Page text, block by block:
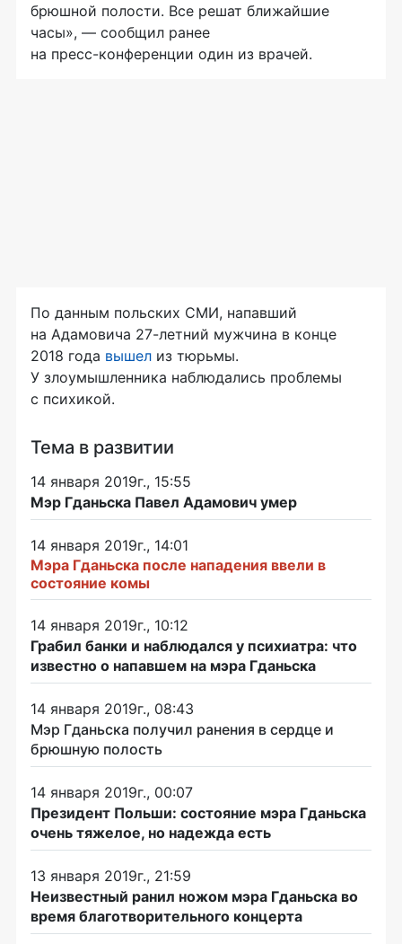
брюшной полости. Все решат ближайшие
часы», — сообщил ранее
на пресс-конференции один из врачей.
По данным польских СМИ, напавший
на Адамовича 27-летний мужчина в конце
2018 года вышел из тюрьмы.
У злоумышленника наблюдались проблемы
с психикой.
Тема в развитии
14 января 2019г., 15:55
Мэр Гданьска Павел Адамович умер
14 января 2019г., 14:01
Мэра Гданьска после нападения ввели в
состояние комы
14 января 2019г., 10:12
Грабил банки и наблюдался у психиатра: что
известно о напавшем на мэра Гданьска
14 января 2019г., 08:43
Мэр Гданьска получил ранения в сердце и
брюшную полость
14 января 2019г., 00:07
Президент Польши: состояние мэра Гданьска
очень тяжелое, но надежда есть
13 января 2019г., 21:59
Неизвестный ранил ножом мэра Гданьска во
время благотворительного концерта